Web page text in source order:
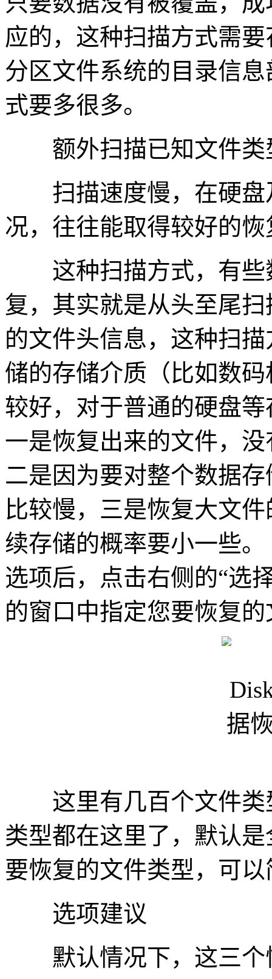
应的，这种扫描方式需
分区文件系统的目录信
式要多很多。
额外扫描已知文件类
扫描速度慢，在硬盘
况，往往能取得较好的
这种扫描方式，有些
复，其实就是从头至尾
的文件头信息，这种扫
储的存储介质（比如数
较好，对于普通的硬盘
一是恢复出来的文件，
二是因为要对整个数据
比较慢，三是恢复大文
续存储的概率要小一些
选项后，点击右侧的“选
的窗口中指定您要恢复
这里有几百个文件类
类型都在这里了，默认
要恢复的文件类型，可
选项建议
默认情况下，这三个